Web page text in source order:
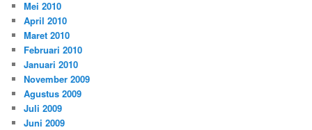
Mei 2010
April 2010
Maret 2010
Februari 2010
Januari 2010
November 2009
Agustus 2009
Juli 2009
Juni 2009